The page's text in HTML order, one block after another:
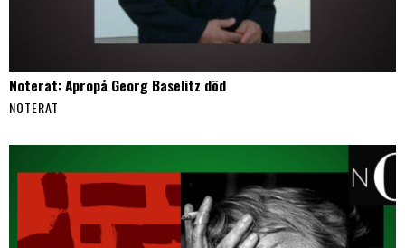
Noterat: Apropå Georg Baselitz död
NOTERAT